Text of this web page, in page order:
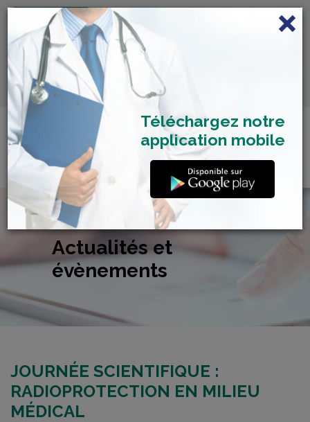
FRANÇAIS
Centre de Check-up Bilan
Santé
Actualités et
évènements
JOURNÉE SCIENTIFIQUE :
RADIOPROTECTION EN MILIEU
MÉDICAL
Téléchargez notre
application mobile